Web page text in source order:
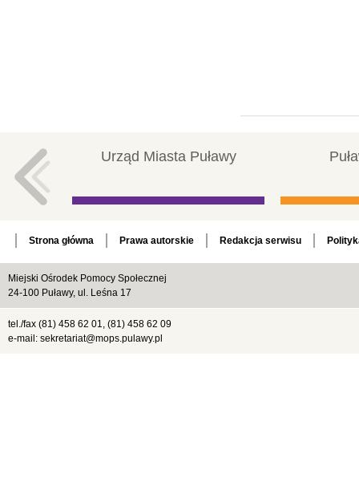
Urząd Miasta Puławy
Strona główna Prawa autorskie Redakcja serwisu
Miejski Ośrodek Pomocy Społecznej
24-100 Puławy, ul. Leśna 17
tel./fax (81) 458 62 01, (81) 458 62 09
e-mail: sekretariat@mops.pulawy.pl